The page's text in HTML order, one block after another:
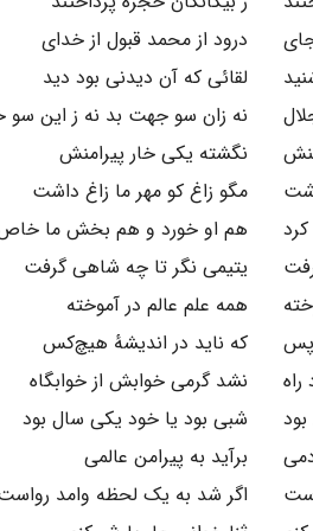
درود از محمد قبول از خدای
لقائی که آن دیدنی بود دید
نه زان سو جهت بد نه ز این سو
نگشته یکی خار پیرامنش
مگو زاغ کو مهر ما زاغ داشت
هم او خورد و هم بخش ما
یتیمی نگر تا چه شاهی گرفت
همه علم عالم در آموخته
پس
که ناید در اندیشهٔ هیچ‌کس
نشد گرمی خوابش از خوابگاه
شبی بود یا خود یکی سال بود
برآید به پیرامن عالمی
اگر شد به یک لحظه وامد